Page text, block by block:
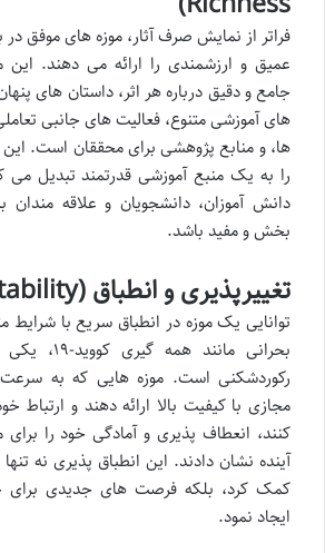
فراتر از نمایش صرف آثار، موزه های موفق در
عمیق و ارزشمندی را ارائه می دهند. این
جامع و دقیق درباره هر اثر، داستان های
های آموزشی متنوع، فعالیت های جانبی
ها، و منابع پژوهشی برای محققان است. این
را به یک منبع آموزشی قدرتمند تبدیل می
دانش آموزان، دانشجویان و علاقه مندان
بخش و مفید باشد.
تغییرپذیری و انطباق (Adaptability)
توانایی یک موزه در انطباق سریع با شرایط
بحرانی مانند
رکوردشکنی است. موزه هایی که به سرعت
مجازی با کیفیت بالا ارائه دهند و ارتباط
کنند، انعطاف پذیری و آمادگی خود را
آینده نشان دادند. این انطباق پذیری نه
کمک کرد، بلکه فرصت های جدیدی
ایجاد نمود.